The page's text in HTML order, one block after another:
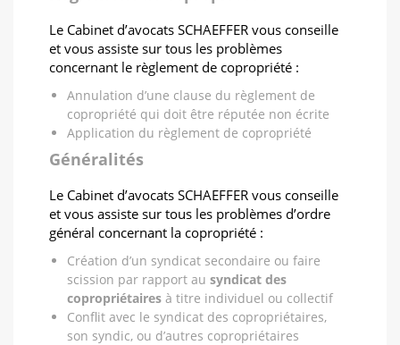
Le Cabinet d’avocats SCHAEFFER vous conseille
et vous assiste sur tous les problèmes
concernant le règlement de copropriété :
Annulation d’une clause du règlement de
copropriété qui doit être réputée non écrite
Application du règlement de copropriété
Généralités
Le Cabinet d’avocats SCHAEFFER vous conseille
et vous assiste sur tous les problèmes d’ordre
général concernant la copropriété :
Création d’un syndicat secondaire ou faire
scission par rapport au syndicat des
copropriétaires à titre individuel ou collectif
Conflit avec le syndicat des copropriétaires,
son syndic, ou d’autres copropriétaires